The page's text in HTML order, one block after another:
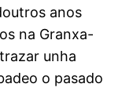
anos
na Granxa-
unha
o pasado